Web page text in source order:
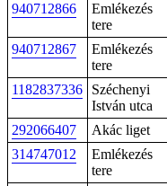
940712866
Emlékezés
tere
940712867
Emlékezés
tere
1182837336
Széchenyi
István utca
292066407 Akác liget
314747012
Emlékezés
tere